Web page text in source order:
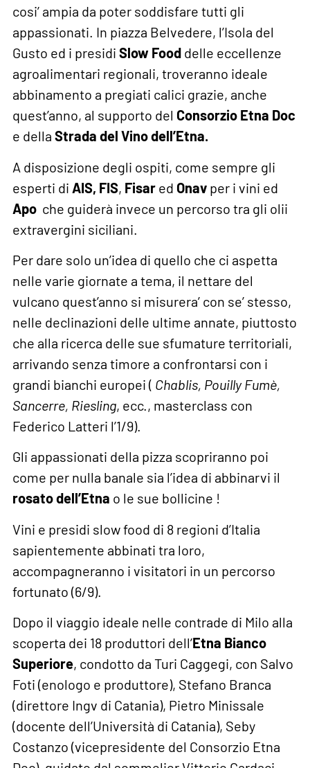
cosi’ ampia da poter soddisfare tutti gli
appassionati. In piazza Belvedere, l’Isola del
Gusto ed i presidi Slow Food delle eccellenze
agroalimentari regionali, troveranno ideale
abbinamento a pregiati calici grazie, anche
quest’anno, al supporto del Consorzio Etna Doc
e della Strada del Vino dell’Etna.
A disposizione degli ospiti, come sempre gli
esperti di AIS, FIS, Fisar ed Onav per i vini ed
Apo che guiderà invece un percorso tra gli olii
extravergini siciliani.
Per dare solo un’idea di quello che ci aspetta
nelle varie giornate a tema, il nettare del
vulcano quest’anno si misurera’ con se’ stesso,
nelle declinazioni delle ultime annate, piuttosto
che alla ricerca delle sue sfumature territoriali,
arrivando senza timore a confrontarsi con i
grandi bianchi europei ( Chablis, Pouilly Fumè,
Sancerre, Riesling, ecc., masterclass con
Federico Latteri l’1/9).
Gli appassionati della pizza scopriranno poi
come per nulla banale sia l’idea di abbinarvi il
rosato dell’Etna o le sue bollicine !
Vini e presidi slow food di 8 regioni d’Italia
sapientemente abbinati tra loro,
accompagneranno i visitatori in un percorso
fortunato (6/9).
Dopo il viaggio ideale nelle contrade di Milo alla
scoperta dei 18 produttori dell’Etna Bianco
Superiore, condotto da Turi Caggegi, con Salvo
Foti (enologo e produttore), Stefano Branca
(direttore Ingv di Catania), Pietro Minissale
(docente dell’Università di Catania), Seby
Costanzo (vicepresidente del Consorzio Etna